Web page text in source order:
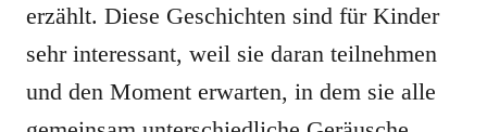
erzählt. Diese Geschichten sind für Kinder
sehr interessant, weil sie daran teilnehmen
und den Moment erwarten, in dem sie alle